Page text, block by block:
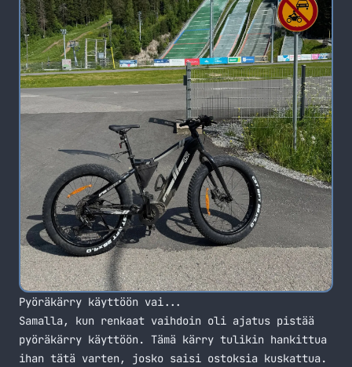
Pyöräkärry käyttöön vai...
Samalla, kun renkaat vaihdoin oli ajatus pistää
pyöräkärry käyttöön. Tämä kärry tulikin hankittua
ihan tätä varten, josko saisi ostoksia kuskattua.